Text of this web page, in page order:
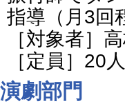
指導（月3回
［対象者］
［定員］20
演劇部門